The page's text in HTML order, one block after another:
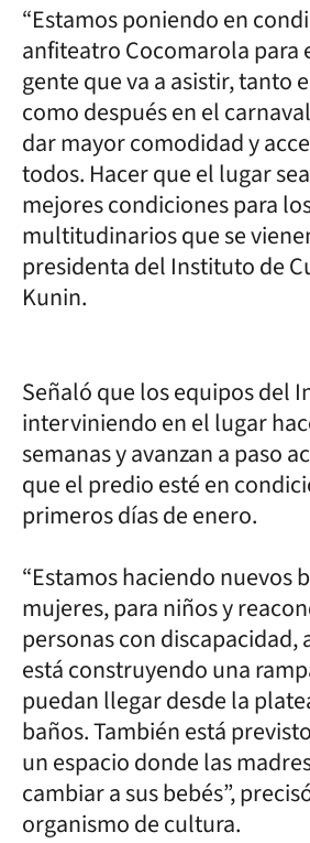
“Estamos poniendo en
anfiteatro Cocomarola para
gente que va a asistir, tanto
como después en el
dar mayor comodidad y
todos. Hacer que el lugar
mejores condiciones para
multitudinarios que se
presidenta del Instituto de
Kunin.
Señaló que los equipos del
interviniendo en el lugar
semanas y avanzan a paso
que el predio esté en
primeros días de enero.
“Estamos haciendo nuevos
mujeres, para niños y
personas con discapacidad,
está construyendo una
puedan llegar desde la
baños. También está
un espacio donde las
cambiar a sus bebés”,
organismo de cultura.